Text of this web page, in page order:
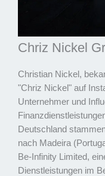
Chriz Nickel
Christian Nickel,
"Chriz Nickel" auf
Unternehmer und
Deutschland
nach Madeira
Be-Infinity Limited,
Dienstleistungen im